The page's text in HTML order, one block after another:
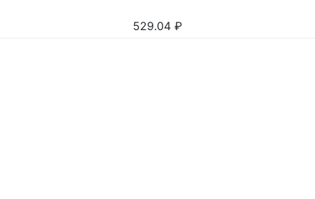
529.04 ₽